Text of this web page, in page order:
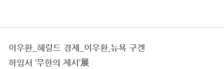
이우환_헤럴드 경제_이우환,뉴욕 구겐
하임서 ‘무한의 제시’展